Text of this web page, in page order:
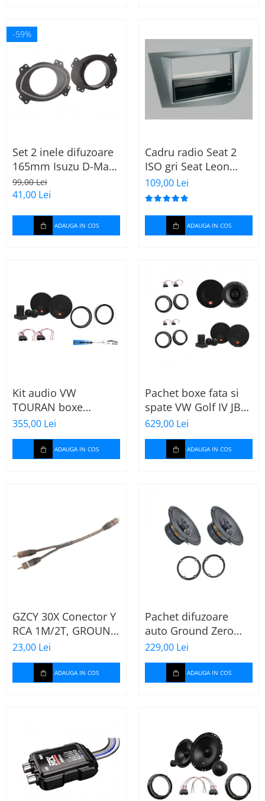
-59%
Set 2 inele difuzoare
165mm Isuzu D-Max
2012-2020 fata
99,00 Lei
41,00 Lei
ADAUGA IN COS
Cadru radio Seat 2
ISO gri Seat Leon
2005 - 2009 (40.188)
109,00 Lei
ADAUGA IN COS
Kit audio VW
TOURAN boxe
165mm JBL STAGE2
604C
355,00 Lei
ADAUGA IN COS
Pachet boxe fata si
spate VW Golf IV JBL
Stage2
629,00 Lei
ADAUGA IN COS
GZCY 30X Conector Y
RCA 1M/2T, GROUND
ZERO
23,00 Lei
ADAUGA IN COS
Pachet difuzoare
auto Ground Zero
GZFF 6.5 Mercedes
Vito/Viano/Sprinter
229,00 Lei
ADAUGA IN COS